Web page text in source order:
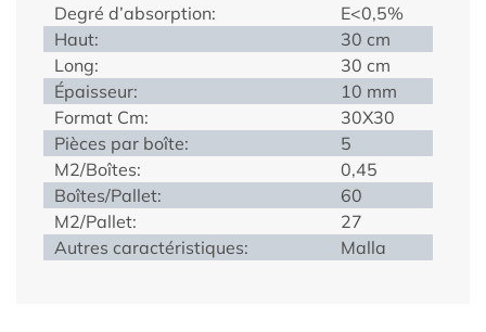
Degré d’absorption:
E<0,5%
Haut:
30 cm
Long:
30 cm
Épaisseur:
10 mm
Format Cm:
30X30
Pièces par boîte:
5
M2/Boîtes:
0,45
Boîtes/Pallet:
60
M2/Pallet:
27
Autres caractéristiques:
Malla